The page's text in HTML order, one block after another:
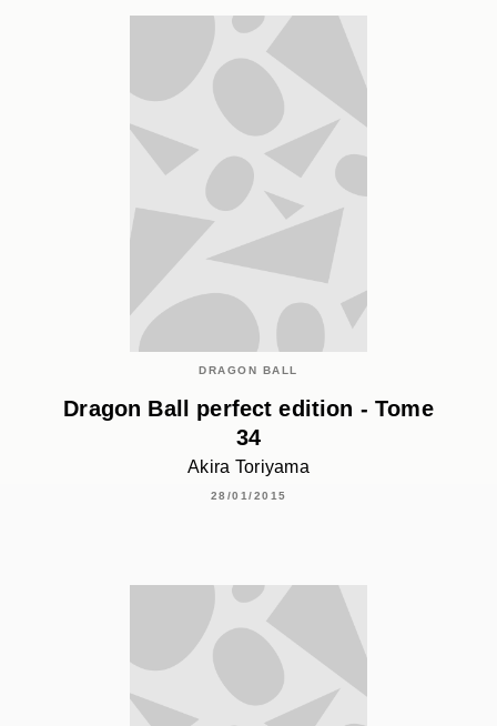
DRAGON BALL
Dragon Ball perfect edition - Tome
34
Akira Toriyama
28/01/2015